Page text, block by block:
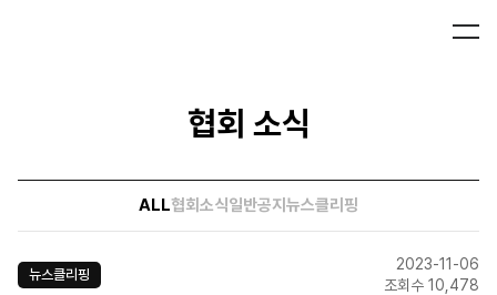
협회 소식
ALL협회소식일반공지 뉴스클리핑
뉴스클리핑
2023-11-06
조회수 10,478